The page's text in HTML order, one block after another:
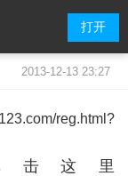
打开
2013-12-13 23:27
reg.html?
击这里